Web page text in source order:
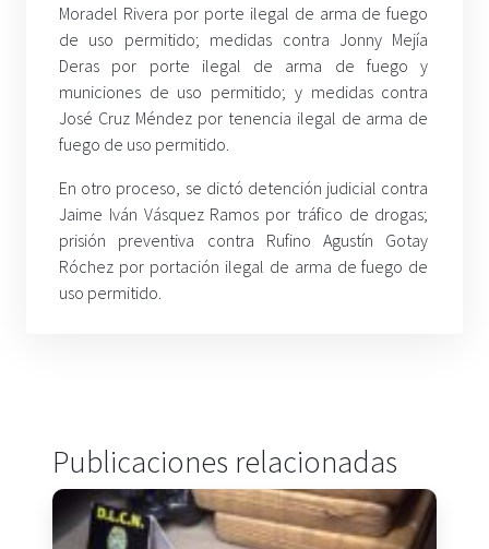
Moradel Rivera por porte ilegal de arma de fuego
de uso permitido; medidas contra Jonny Mejía
Deras por porte ilegal de arma de fuego y
municiones de uso permitido; y medidas contra
José Cruz Méndez por tenencia ilegal de arma de
fuego de uso permitido.
En otro proceso, se dictó detención judicial contra
Jaime Iván Vásquez Ramos por tráfico de drogas;
prisión preventiva contra Rufino Agustín Gotay
Róchez por portación ilegal de arma de fuego de
uso permitido.
Publicaciones relacionadas